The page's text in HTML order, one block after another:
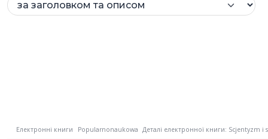
Електронні книги Popularnonaukowa Деталі електронної книги: Scjentyzm i